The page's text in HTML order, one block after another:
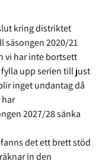
kring distriktet
säsongen 2020/21
vi har inte bortsett
upp serien till just
inget undantag då
har
2027/28 sänka
det ett brett stöd
in den